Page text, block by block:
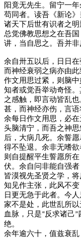
阳竟无先生。留宁一
苟同者。读吾《新论
诸天下后世有识者之
总觉佛教思想之在吾
讲，当自思之。吾并非
余自卅五以后，日日
而神经衰弱之病亦由
作文用思过紧，则脑
知者或觉吾举动奇怪
之感触，即言动皆乱
甚，而神经亦伤，言
余每日作文用思，必
头脑清宁，而吾之神
后，大病几死。余誓
得不坠退。余非无嗜
则自提醒平生誓愿所
伏。余自问非能自强
皆漠视先圣贤之学，
知见作主张，此风不
日更无急于此者。今
家不是处，此世乱所
血脉，只是“ 反求诸己 ”
绝。
余年逾六十，值兹衰乱